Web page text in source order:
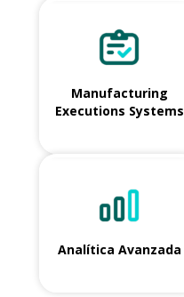
Manufacturing
Executions Systems
Analítica Avanzada